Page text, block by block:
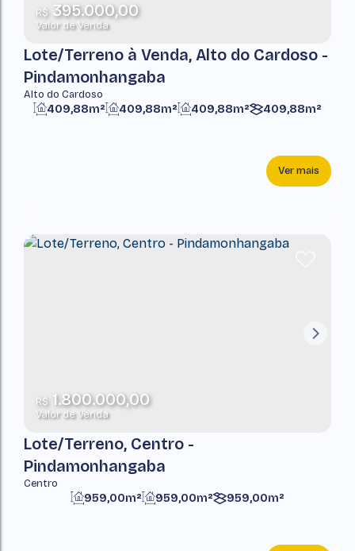
R$395.000,00
Valor de Venda
Lote/Terreno à Venda, Alto do Cardoso -
Pindamonhangaba
Alto do Cardoso
409,88m² 409,88m² 409,88m² 409,88m²
Ver mais
R$1.800.000,00
Valor de Venda
Lote/Terreno, Centro -
Pindamonhangaba
Centro
959,00m² 959,00m² 959,00m²